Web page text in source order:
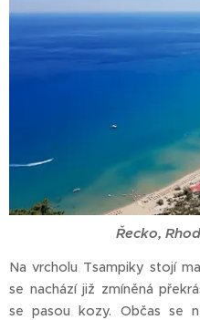
Řecko,
Na vrcholu Tsampiky stojí
se nachází již zmíněná
se pasou kozy. Občas se